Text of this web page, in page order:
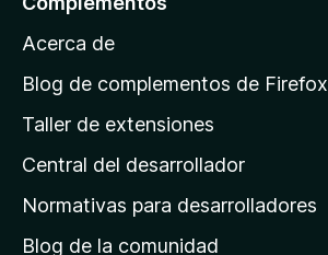
p
á
n
a
Acerca de
Blog de complementos de Firefox
Taller de extensiones
Central del desarrollador
Normativas para desarrolladores
Blog de la comunidad